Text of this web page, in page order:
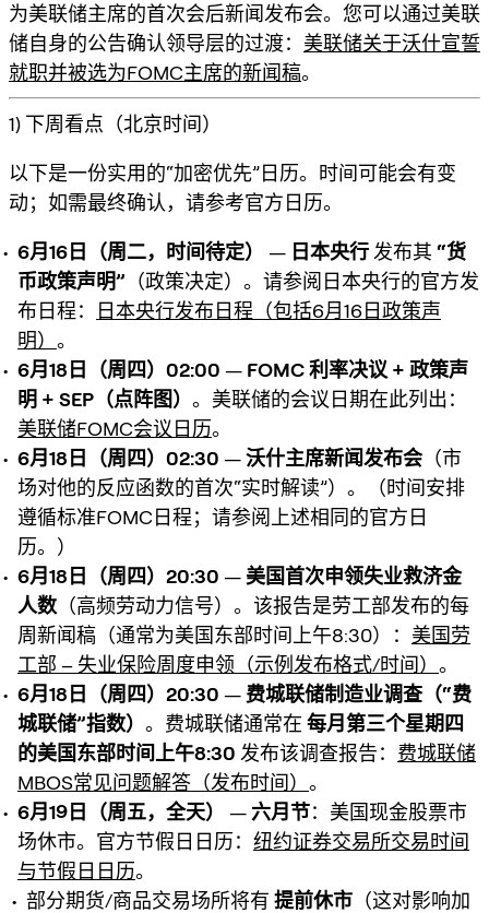
为美联储主席的首次会后新闻发布会。您可以通过美联
储自身的公告确认领导层的过渡： 美联储关于沃什宣誓
就职并被选为FOMC主席的新闻稿。
1) 下周看点（北京时间）
以下是一份实用的“加密优先”日历。时间可能会有变
动；如需最终确认，请参考官方日历。
6月16日（周二，时间待定） — 日本央行 发布其 “货
币政策声明” （政策决定）。请参阅日本央行的官方发
布日程：
日本央行发布日程（包括6月16日政策声
明） 。
6月18日（周四）02:00 — FOMC 利率决议 + 政策声
明 + SEP（点阵图） 。美联储的会议日期在此列出：
美联储FOMC会议日历。
6月18日（周四）02:30 —沃什主席新闻发布会 （市
场对他的反应函数的首次“实时解读”）。（时间安排
遵循标准FOMC日程；请参阅上述相同的官方日
历。）
6月18日（周四）20:30 — 美国首次申领失业救济金
人数 （高频劳动力信号）。该报告是劳工部发布的每
周新闻稿（通常为美国东部时间上午8:30）： 美国劳
工部 – 失业保险周度申领（示例发布格式/时间） 。
6月18日（周四）20:30 — 费城联储制造业调查（“费
城联储”指数） 。费城联储通常在 每月第三个星期四
的美国东部时间上午8:30 发布该调查报告： 费城联储
MBOS常见问题解答（发布时间） 。
6月19日（周五，全天）
— 六月节：美国现金股票市
场休市。官方节假日日历： 纽约证券交易所交易时间
与节假日日历。
部分期货/商品交易场所将有 提前休市 （这对影响加